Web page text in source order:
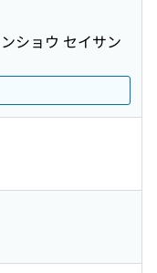
ショウ セイサン